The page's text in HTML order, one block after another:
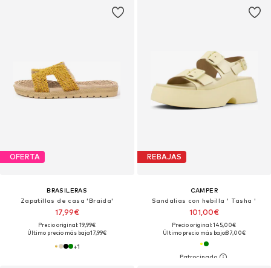
OFERTA
BRASILERAS
Zapatillas de casa 'Braida'
17,99€
Precio original: 19,99€
Último precio más bajo:17,99€
+1
REBAJAS
CAMPER
Sandalias con hebilla ' Tasha '
101,00€
Precio original: 145,00€
Último precio más bajo:87,00€